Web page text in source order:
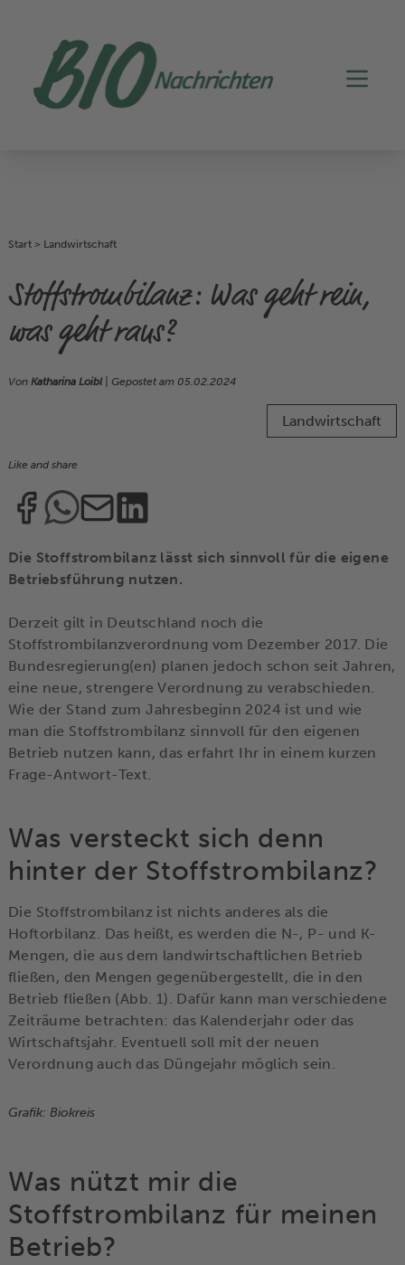
Start > Landwirtschaft
Stoffstrombilanz: Was geht rein,
was geht raus?
Von Katharina Loibl| Gepostet am 05.02.2024
Landwirtschaft
Like and share
Die Stoffstrombilanz lässt sich sinnvoll für die eigene
Betriebsführung nutzen.
Derzeit gilt in Deutschland noch die
Stoffstrombilanzverordnung vom Dezember 2017. Die
Bundesregierung(en) planen jedoch schon seit Jahren,
eine neue, strengere Verordnung zu verabschieden.
Wie der Stand zum Jahresbeginn 2024 ist und wie
man die Stoffstrombilanz sinnvoll für den eigenen
Betrieb nutzen kann, das erfahrt Ihr in einem kurzen
Frage-Antwort-Text.
Was versteckt sich denn
hinter der Stoffstrombilanz?
Die Stoffstrombilanz ist nichts anderes als die
Hoftorbilanz. Das heißt, es werden die N-, P- und K-
Mengen, die aus dem landwirtschaftlichen Betrieb
fließen, den Mengen gegenübergestellt, die in den
Betrieb fließen (Abb. 1). Dafür kann man verschiedene
Zeiträume betrachten: das Kalenderjahr oder das
Wirtschaftsjahr. Eventuell soll mit der neuen
Verordnung auch das Düngejahr möglich sein.
Grafik: Biokreis
Was nützt mir die
Stoffstrombilanz für meinen
Betrieb?